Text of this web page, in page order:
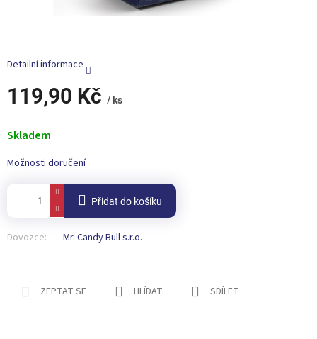
119,90 Kč / ks
cena:
Skladem
Možnosti doručení
Přidat do košíku
Dovozce: Mr. Candy Bull s.r.o.
Detailní informace
ZEPTAT SE HLÍDAT SDÍLET